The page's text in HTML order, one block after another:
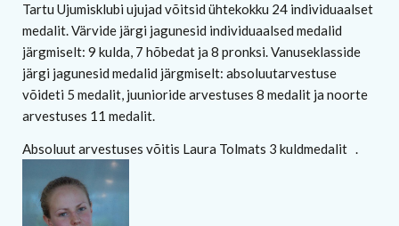
Tartu Ujumisklubi ujujad võitsid ühtekokku 24 individuaalset
medalit. Värvide järgi jagunesid individuaalsed medalid
järgmiselt: 9 kulda, 7 hõbedat ja 8 pronksi. Vanuseklasside
järgi jagunesid medalid järgmiselt: absoluutarvestuse
võideti 5 medalit, juunioride arvestuses 8 medalit ja noorte
arvestuses 11 medalit.
Absoluut arvestuses võitis Laura Tolmats 3 kuldmedalit .